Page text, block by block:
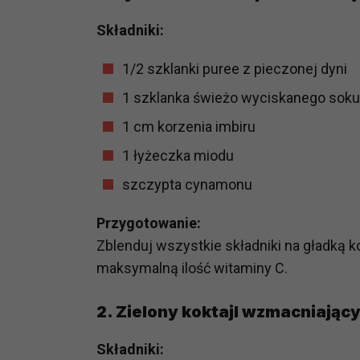
Składniki:
1/2 szklanki puree z pieczonej dyni
1 szklanka świeżo wyciskanego
1 cm korzenia imbiru
1 łyżeczka miodu
szczypta cynamonu
Przygotowanie:
Zblenduj wszystkie składniki na gładką
maksymalną ilość witaminy C.
2. Zielony koktajl wzmacniający
Składniki:
Zgodnie z obowiązującym
obowiązującego prawa np. sądy
prawną. Pragniemy też
Jakie masz prawa w stosunku
także wycofać zgodę na
szczegółowo tutaj.
Jakie są podstawy prawne
Podstawą prawną przetwarzania